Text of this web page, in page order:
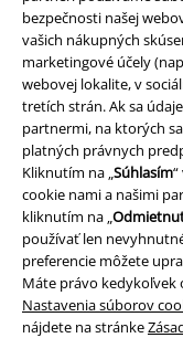
bezpečnosti našej
vašich nákupných
marketingové účely
webovej lokalite, v
tretích strán. Ak sa
partnermi, na ktorých
platných právnych
Kliknutím na „ Súhlasím
cookie nami a našimi
kliknutím na „
používať len
preferencie môžete
Máte právo kedykoľvek
Nastavenia súborov
nájdete na stránke
A